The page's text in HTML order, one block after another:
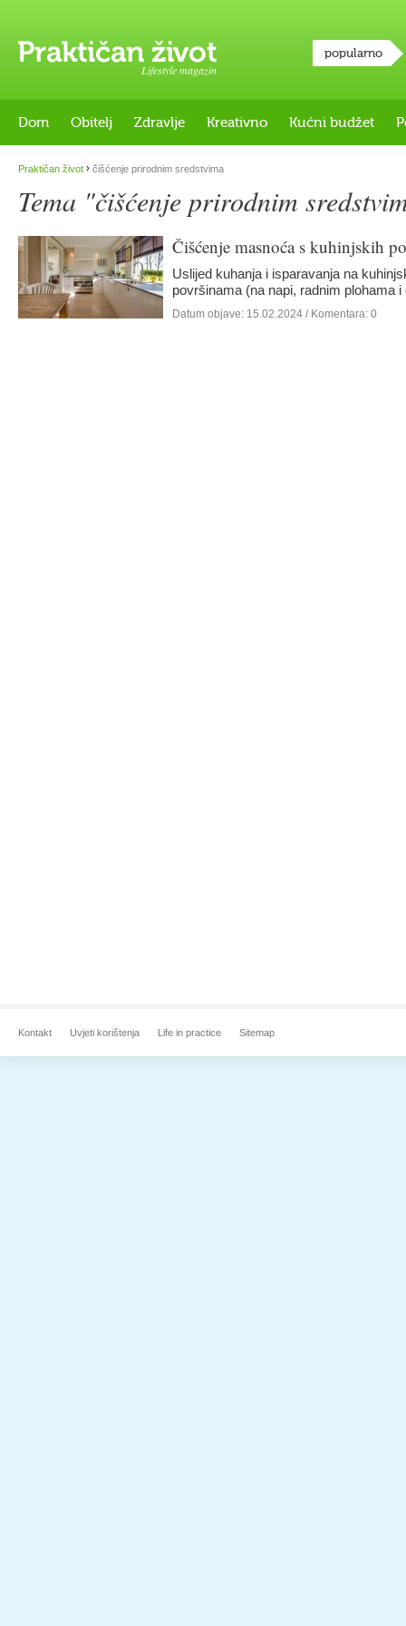
Lifestyle magazin
popularno
Dom Obitelj Zdravlje Kreativno Kućni budžet
Praktičan život › čišćenje prirodnim sredstvima
Tema "čišćenje prirodnim
Čišćenje masnoća s kuhinjskih
Uslijed kuhanja i isparavanja na
površinama (na napi, radnim plohama
Datum objave: 15.02.2024 / Komentara: 0
Kontakt Uvjeti korištenja Life in practice Sitemap